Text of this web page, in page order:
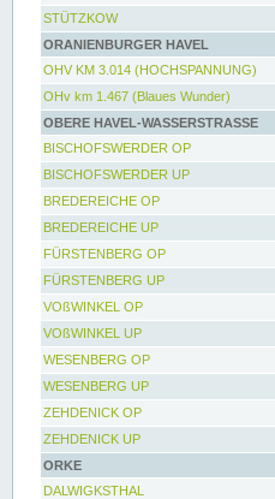
STÜTZKOW
ORANIENBURGER HAVEL
OHV KM 3.014 (HOCHSPANNUNG)
OHv km 1.467 (Blaues Wunder)
OBERE HAVEL-WASSERSTRASSE
BISCHOFSWERDER OP
BISCHOFSWERDER UP
BREDEREICHE OP
BREDEREICHE UP
FÜRSTENBERG OP
FÜRSTENBERG UP
VOßWINKEL OP
VOßWINKEL UP
WESENBERG OP
WESENBERG UP
ZEHDENICK OP
ZEHDENICK UP
ORKE
DALWIGKSTHAL